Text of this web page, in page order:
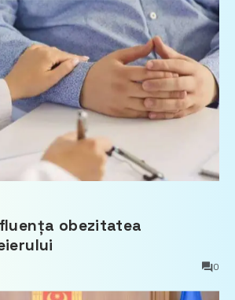
obezitatea
0